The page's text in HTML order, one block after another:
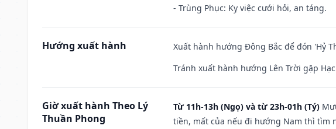
- Trùng Phục: Kỵ việc cưới hỏi, an táng.
Hướng xuất hành
Xuất hành hướng Đông Bắc để đón 'Hỷ
Tránh xuất hành hướng Lên Trời gặp
Giờ xuất hành Theo Lý
Thuần Phong
Từ 11h-13h (Ngọ) và từ 23h-01h (Tý)
tiền, mất của nếu đi hướng Nam thì tìm